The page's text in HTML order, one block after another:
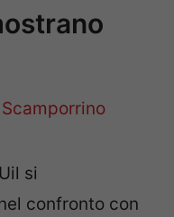
si
confronto con